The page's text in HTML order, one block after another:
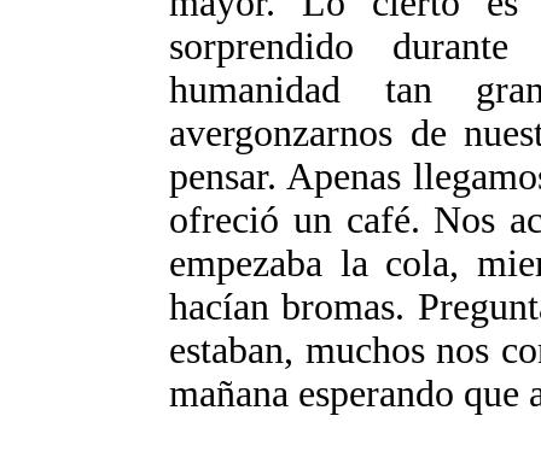
sorprendido
humanidad tan
avergonzarnos de
pensar. Apenas
ofreció un café. Nos
empezaba la cola,
hacían bromas.
estaban, muchos nos
mañana esperando